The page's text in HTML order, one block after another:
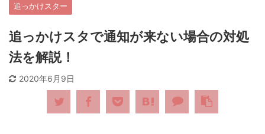
追っかけスター
追っかけスタで通知が来ない場合の対処
法を解説！
2020年6月9日